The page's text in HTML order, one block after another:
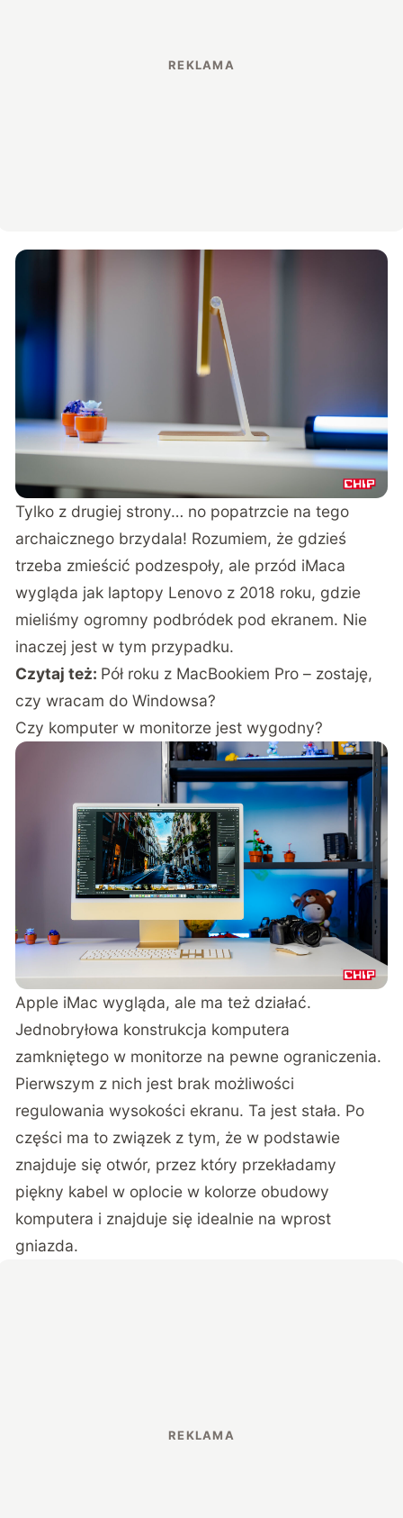
Tylko z drugiej strony… no popatrzcie na tego
archaicznego brzydala! Rozumiem, że gdzieś
trzeba zmieścić podzespoły, ale przód iMaca
wygląda jak laptopy Lenovo z 2018 roku, gdzie
mieliśmy ogromny podbródek pod ekranem. Nie
inaczej jest w tym przypadku.
Czytaj też: Pół roku z MacBookiem Pro – zostaję,
czy wracam do Windowsa?
Czy komputer w monitorze jest wygodny?
Apple iMac wygląda, ale ma też działać.
Jednobryłowa konstrukcja komputera
zamkniętego w monitorze na pewne ograniczenia.
Pierwszym z nich jest brak możliwości
regulowania wysokości ekranu. Ta jest stała. Po
części ma to związek z tym, że w podstawie
znajduje się otwór, przez który przekładamy
piękny kabel w oplocie w kolorze obudowy
komputera i znajduje się idealnie na wprost
gniazda.